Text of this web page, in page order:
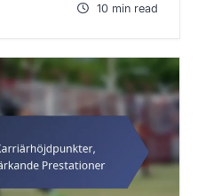
10 min read